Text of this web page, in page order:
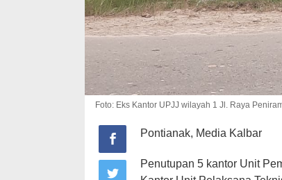
Foto: Eks Kantor UPJJ wilayah 1 Jl. Raya
Pontianak, Media Kalbar
Penutupan 5 kantor Unit